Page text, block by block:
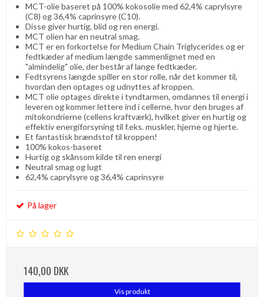
MCT-olie baseret på 100% kokosolie med 62,4% caprylsyre
(C8) og 36,4% caprinsyre (C10).
Disse giver hurtig, blid og ren energi.
MCT olien har en neutral smag.
MCT er en forkortelse for Medium Chain Triglycerides og er
fedtkæder af medium længde sammenlignet med en
"almindelig" olie, der består af lange fedtkæder.
Fedtsyrens længde spiller en stor rolle, når det kommer til,
hvordan den optages og udnyttes af kroppen.
MCT olie optages direkte i tyndtarmen, omdannes til energi i
leveren og kommer lettere ind i cellerne, hvor den bruges af
mitokondrierne (cellens kraftværk), hvilket giver en hurtig og
effektiv energiforsyning til f.eks. muskler, hjerne og hjerte.
Et fantastisk brændstof til kroppen!
100% kokos-baseret
Hurtig og skånsom kilde til ren energi
Neutral smag og lugt
62,4% caprylsyre og 36,4% caprinsyre
På lager
140,00 DKK
Vis produkt